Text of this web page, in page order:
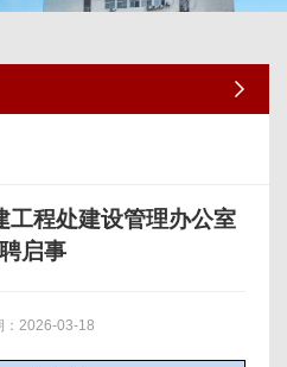
工程处建设管理办公室
启事
：2026-03-18